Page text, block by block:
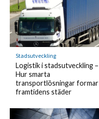
Stadsutveckling
Logistik i stadsutveckling –
Hur smarta
transportlösningar formar
framtidens städer